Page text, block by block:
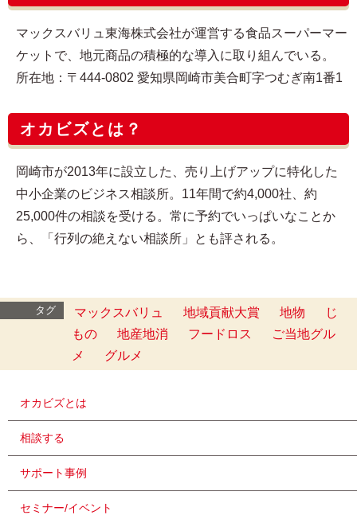
マックスバリュ東海株式会社が運営する食品スーパーマー
ケットで、地元商品の積極的な導入に取り組んでいる。
所在地：〒444-0802 愛知県岡崎市美合町字つむぎ南1番1
オカビズとは？
岡崎市が2013年に設立した、売り上げアップに特化した
中小企業のビジネス相談所。11年間で約4,000社、約
25,000件の相談を受ける。常に予約でいっぱいなことか
ら、「行列の絶えない相談所」とも評される。
タグ マックスバリュ 地域貢献大賞 地物
じ
もの
地産地消 フードロス
ご当地グル
メ
グルメ
オカビズとは
相談する
サポート事例
セミナー/イベント